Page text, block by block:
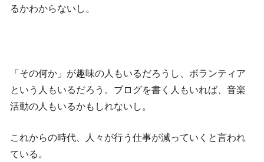
るかわからないし。
「その何か」が趣味の人もいるだろうし、ボランティア
という人もいるだろう。ブログを書く人もいれば、音楽
活動の人もいるかもしれないし。
これからの時代、人々が行う仕事が減っていくと言われ
ている。